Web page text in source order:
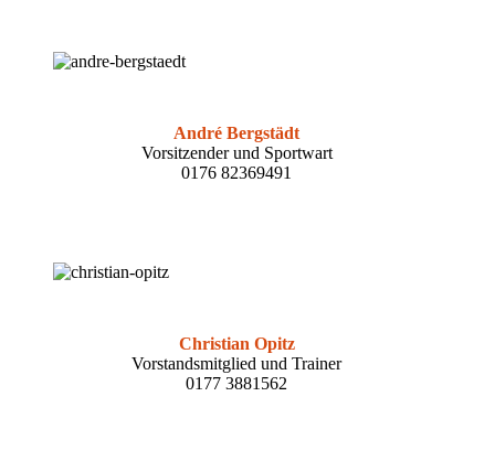
André Bergstädt
Vorsitzender und Sportwart
0176 82369491
Christian Opitz
Vorstandsmitglied und Trainer
0177 3881562